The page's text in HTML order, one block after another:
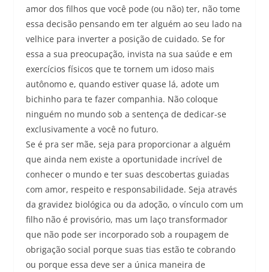
amor dos filhos que você pode (ou não) ter, não tome
essa decisão pensando em ter alguém ao seu lado na
velhice para inverter a posição de cuidado. Se for
essa a sua preocupação, invista na sua saúde e em
exercícios físicos que te tornem um idoso mais
autônomo e, quando estiver quase lá, adote um
bichinho para te fazer companhia. Não coloque
ninguém no mundo sob a sentença de dedicar-se
exclusivamente a você no futuro.
Se é pra ser mãe, seja para proporcionar a alguém
que ainda nem existe a oportunidade incrível de
conhecer o mundo e ter suas descobertas guiadas
com amor, respeito e responsabilidade. Seja através
da gravidez biológica ou da adoção, o vínculo com um
filho não é provisório, mas um laço transformador
que não pode ser incorporado sob a roupagem de
obrigação social porque suas tias estão te cobrando
ou porque essa deve ser a única maneira de